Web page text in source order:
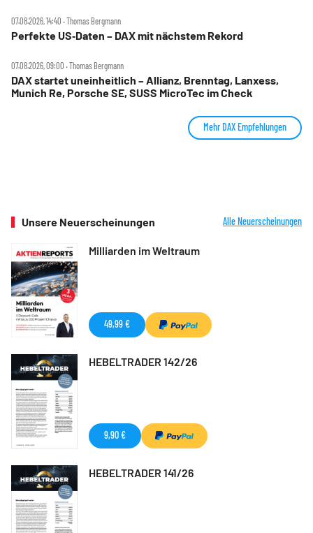
07.08.2026, 14:40 ‧ Thomas Bergmann
Perfekte US‑Daten – DAX mit nächstem Rekord
07.08.2026, 09:00 ‧ Thomas Bergmann
DAX startet uneinheitlich – Allianz, Brenntag, Lanxess,
Munich Re, Porsche SE, SUSS MicroTec im Check
Mehr DAX Empfehlungen
Unsere Neuerscheinungen Alle Neuerscheinungen
Milliarden im Weltraum
49,99 €
HEBELTRADER 142/26
9,90 €
HEBELTRADER 141/26